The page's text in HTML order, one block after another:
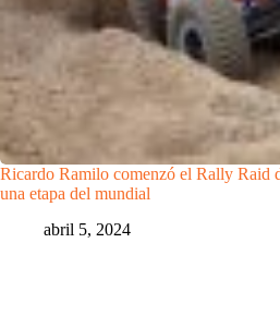
Ricardo Ramilo comenzó el Rally Raid
una etapa del mundial
abril 5, 2024